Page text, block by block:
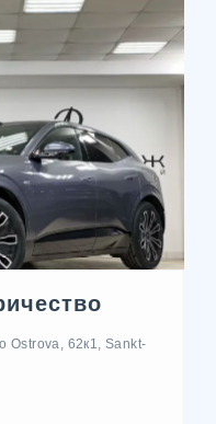
Ostrova, 62к1, Sankt-